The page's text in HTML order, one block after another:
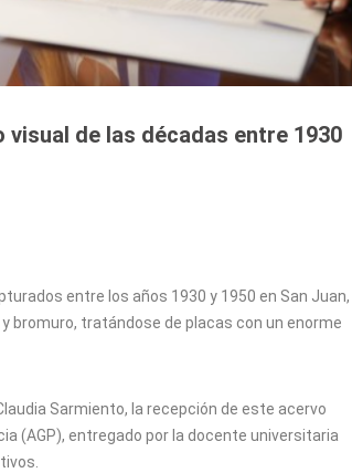
de las décadas entre 1930
entre los años 1930 y 1950 en San Juan,
bromuro, tratándose de placas con un enorme
Sarmiento, la recepción de este acervo
(AGP), entregado por la docente universitaria